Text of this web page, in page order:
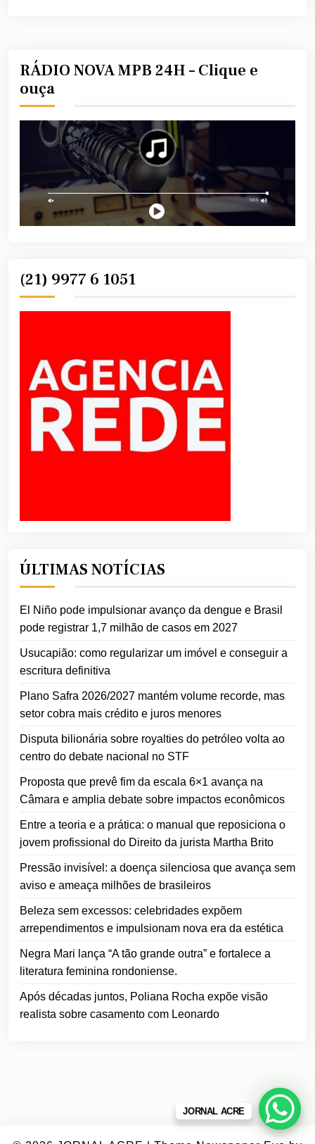
RÁDIO NOVA MPB 24H – Clique e
ouça
(21) 9977 6 1051
ÚLTIMAS NOTÍCIAS
El Niño pode impulsionar avanço da dengue e Brasil
pode registrar 1,7 milhão de casos em 2027
Usucapião: como regularizar um imóvel e conseguir a
escritura definitiva
Plano Safra 2026/2027 mantém volume recorde, mas
setor cobra mais crédito e juros menores
Disputa bilionária sobre royalties do petróleo volta ao
centro do debate nacional no STF
Proposta que prevê fim da escala 6×1 avança na
Câmara e amplia debate sobre impactos econômicos
Entre a teoria e a prática: o manual que reposiciona o
jovem profissional do Direito da jurista Martha Brito
Pressão invisível: a doença silenciosa que avança sem
aviso e ameaça milhões de brasileiros
Beleza sem excessos: celebridades expõem
arrependimentos e impulsionam nova era da estética
Negra Mari lança “A tão grande outra” e fortalece a
literatura feminina rondoniense.
Após décadas juntos, Poliana Rocha expõe visão
realista sobre casamento com Leonardo
JORNAL ACRE